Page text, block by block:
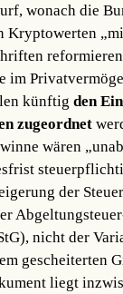
wonach die
Kryptowerten
im
künftigden
zugeordnet
wären
der
nicht der
gescheiterten
liegt